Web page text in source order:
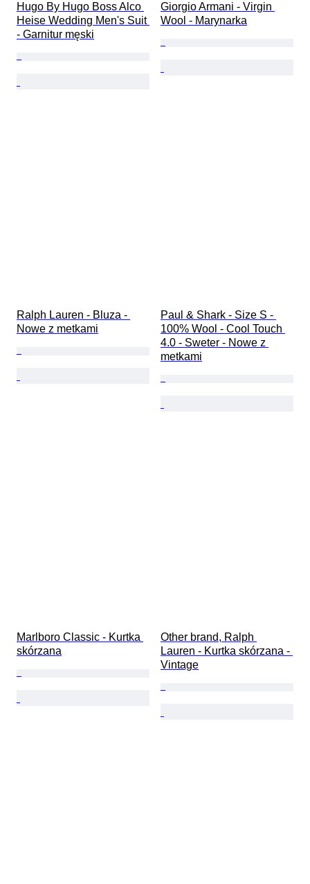
Hugo By Hugo Boss Alco
Heise Wedding Men's Suit
- Garnitur męski
Giorgio Armani - Virgin
Wool - Marynarka
Ralph Lauren - Bluza -
Nowe z metkami
Paul & Shark - Size S -
100% Wool - Cool Touch
4.0 - Sweter - Nowe z
metkami
Marlboro Classic - Kurtka
skórzana
Other brand, Ralph
Lauren - Kurtka skórzana -
Vintage